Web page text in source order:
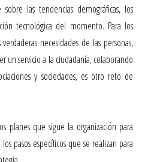
las tendencias demográficas, los
tecnológica del momento. Para los
necesidades de las personas,
un servicio a la ciudadanía, colaborando
y sociedades, es otro reto de
planes que sigue la organización para
los pasos específicos que se realizan para